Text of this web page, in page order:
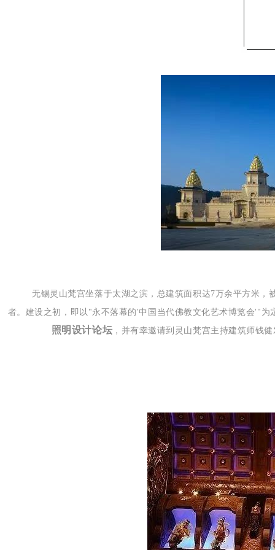
无锡灵山梵宫坐落于太湖之滨，总建筑面积达7万余平方米
者。建设之初，即以"永不落幕的'中国当代佛教文化艺术博览会'"
照明设计论坛 ，并有幸邀请到灵山梵宫主持建筑师钱